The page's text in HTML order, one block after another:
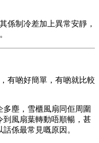
係制冷差加上異常安靜，
有啲好簡單，有啲就比較
多塵，雪櫃風扇同佢周圍
到風扇葉轉動唔順暢，甚
係最常見嘅原因。